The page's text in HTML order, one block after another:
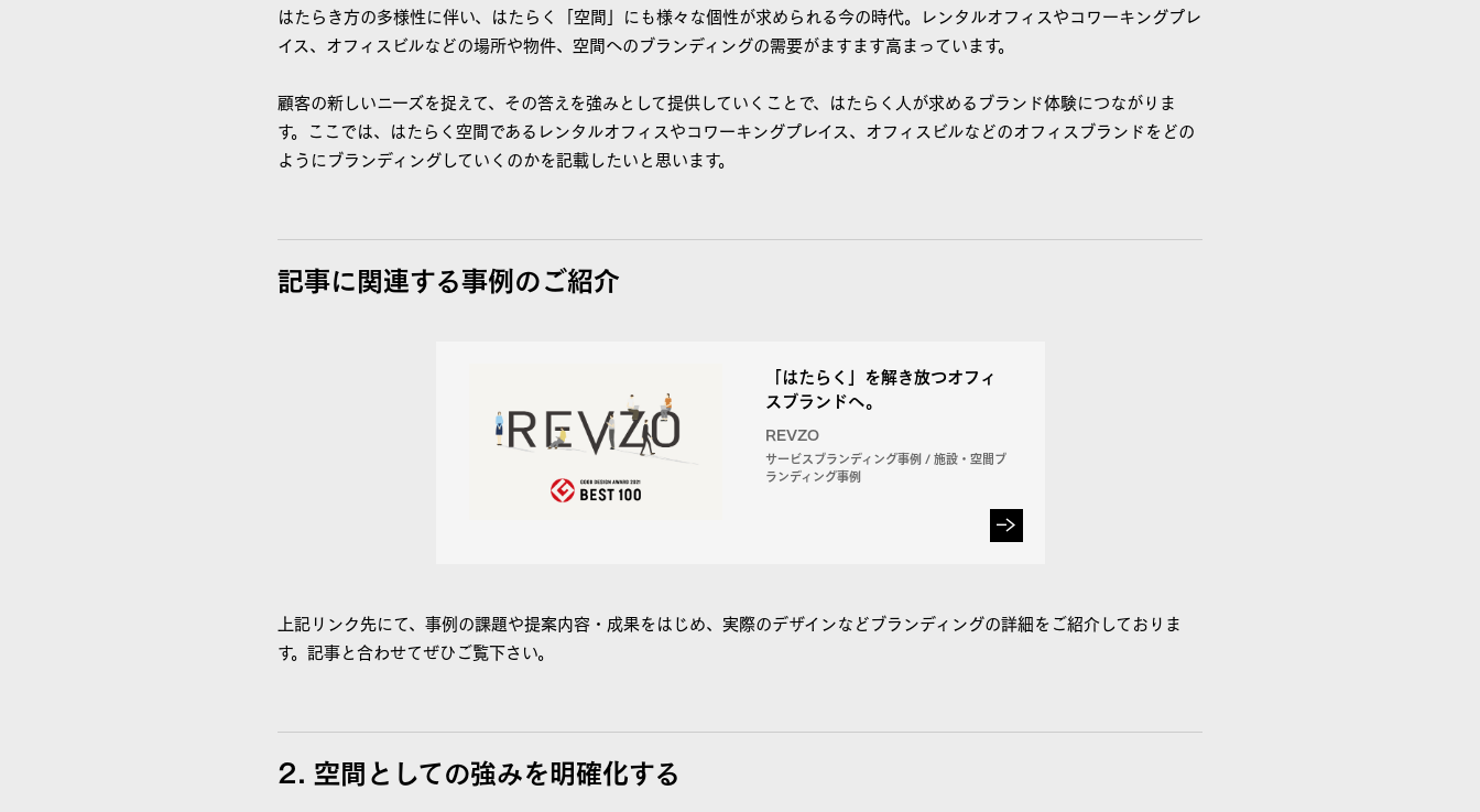
はたらき方の多様性に伴い、はたらく「空間」にも様々な個性が求められる今の時代。レンタルオフィスやコワーキングプレ
イス、オフィスビルなどの場所や物件、空間へのブランディングの需要がますます高まっています。
顧客の新しいニーズを捉えて、その答えを強みとして提供していくことで、はたらく人が求めるブランド体験につながりま
す。ここでは、はたらく空間であるレンタルオフィスやコワーキングプレイス、オフィスビルなどのオフィスブランドをどの
ようにブランディングしていくのかを記載したいと思います。
記事に関連する事例のご紹介
「はたらく」を解き放つオフィ
スブランドへ。
REVZO
サービスブランディング事例 / 施設・空間ブ
ランディング事例
上記リンク先にて、事例の課題や提案内容・成果をはじめ、実際のデザインなどブランディングの詳細をご紹介しておりま
す。記事と合わせてぜひご覧下さい。
2. 空間としての強みを明確化する